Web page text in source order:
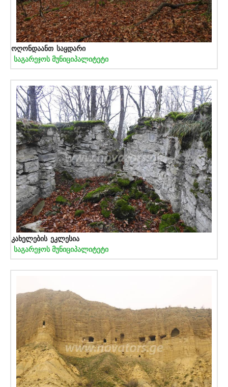
ოღონდაანთ საყდარი
საგარეჯოს მუნიციპალიტეტი
კახელების ეკლესია
საგარეჯოს მუნიციპალიტეტი